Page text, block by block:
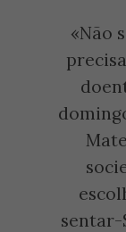
«Não
sentar-